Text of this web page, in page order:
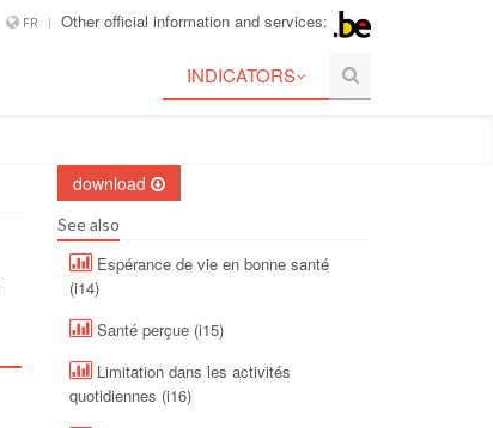
FR Other official information and services:
INDICATORS
download
See also
Espérance de vie en bonne santé
(i14)
Santé perçue (i15)
Limitation dans les activités
quotidiennes (i16)